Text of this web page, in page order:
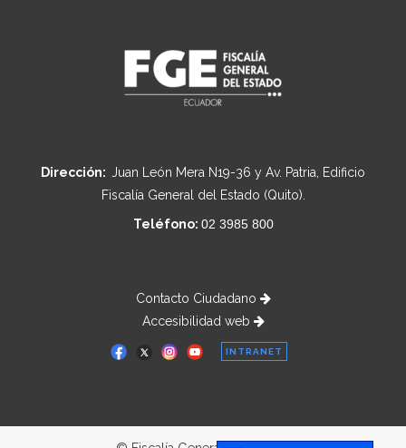
Dirección: Juan León Mera N19-36 y Av. Patria, Edificio
Fiscalía General del Estado (Quito).
Teléfono: 02 3985 800
Contacto Ciudadano
Accesibilidad web
INTRANET